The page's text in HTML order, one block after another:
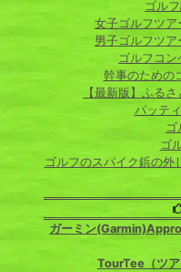
ゴル
女子ゴルフツア
男子ゴルフツア
ゴルフコ
幹事のための
【最新版】ふる
パッテ
ゴ
ゴ
ゴルフのスパイク鋲の外
ガーミン
TourTee（ツア